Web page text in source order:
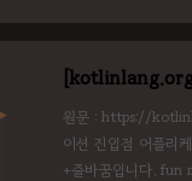
원문 : https://
이션 진입점 어플리
+줄바꿈입니다.